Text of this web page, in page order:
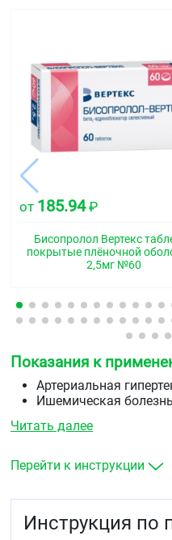
от 185.94₽
Бисопролол Вертекс
покрытые плёночной
2,5мг №60
Показания к
Артериальная
Ишемическая
Читать далее
Перейти к инструкции
Инструкция по